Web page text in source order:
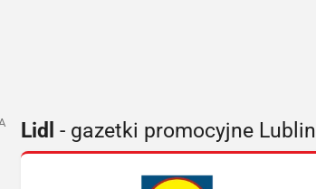
Lidl - gazetki promocyjne Lublin